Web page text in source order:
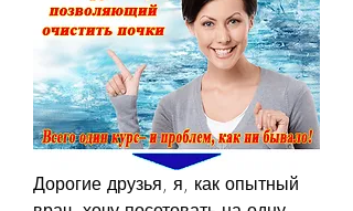
Дорогие друзья, я, как опытный